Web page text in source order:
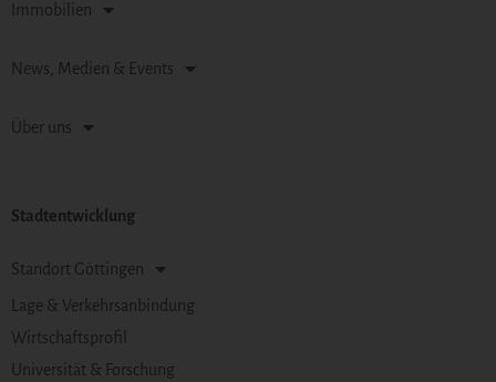
Immobilien
News, Medien & Events
Über uns
Stadtentwicklung
Standort Göttingen
Lage & Verkehrsanbindung
Wirtschaftsprofil
Universität & Forschung